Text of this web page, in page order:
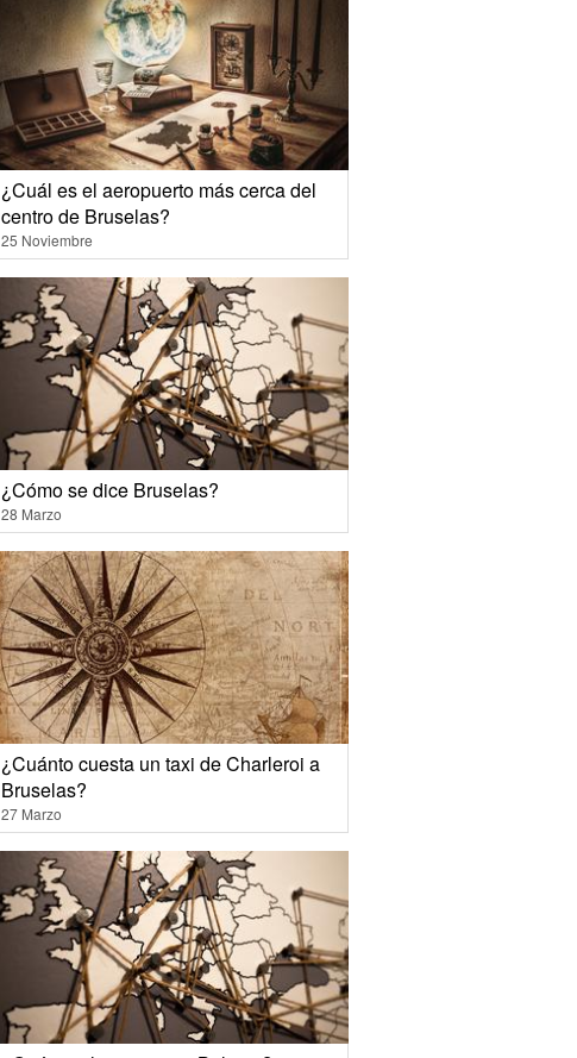
¿Cuál es el aeropuerto más cerca del
centro de Bruselas?
25 Noviembre
¿Cómo se dice Bruselas?
28 Marzo
¿Cuánto cuesta un taxi de Charleroi a
Bruselas?
27 Marzo